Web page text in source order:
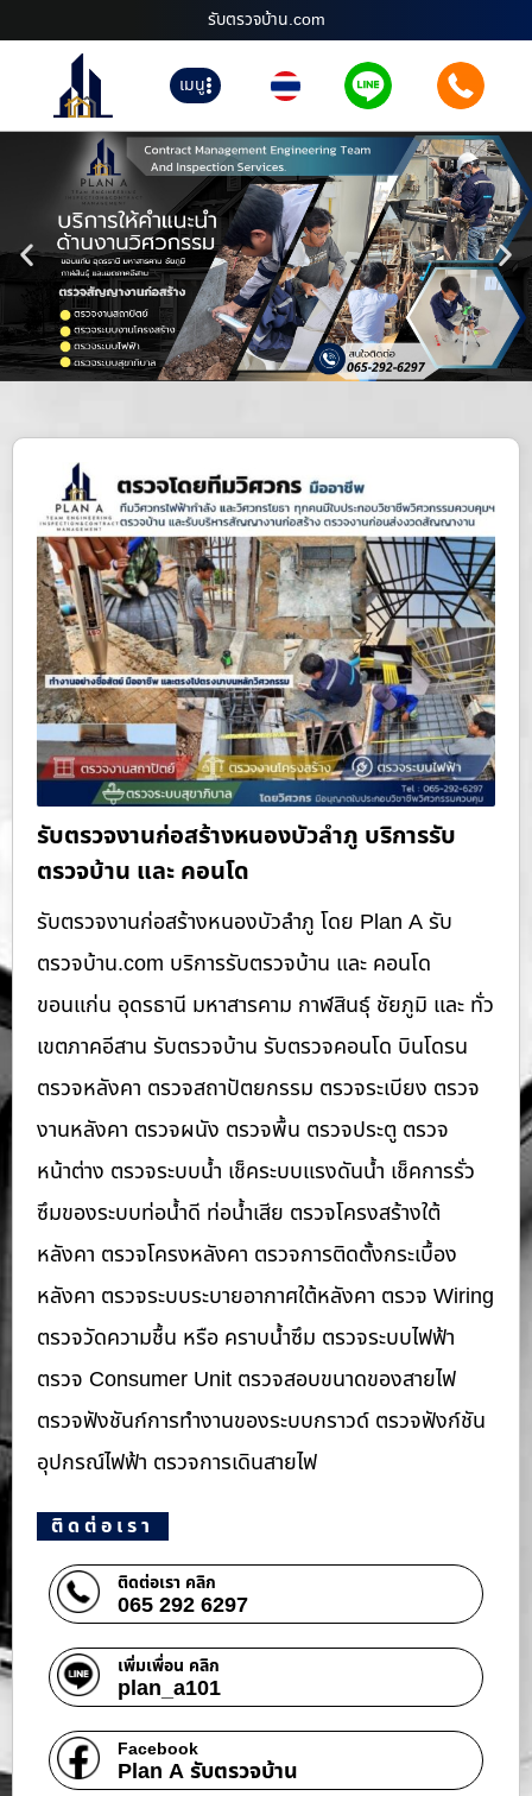
รับตรวจบ้าน.com
เมนู
รับตรวจงานก่อสร้างหนองบัวลำภู บริการรับ
ตรวจบ้าน และ คอนโด
รับตรวจงานก่อสร้างหนองบัวลำภู โดย Plan A รับ
ตรวจบ้าน.com บริการรับตรวจบ้าน และ คอนโด
ขอนแก่น อุดรธานี มหาสารคาม กาฬสินธุ์ ชัยภูมิ และ ทั่ว
เขตภาคอีสาน รับตรวจบ้าน รับตรวจคอนโด บินโดรน
ตรวจหลังคา ตรวจสถาปัตยกรรม ตรวจระเบียง ตรวจ
งานหลังคา ตรวจผนัง ตรวจพื้น ตรวจประตู ตรวจ
หน้าต่าง​ ตรวจระบบน้ำ เช็คระบบแรงดันน้ำ เช็คการรั่ว
ซึมของระบบท่อน้ำ​ดี ท่อน้ำ​เสีย ตรวจโครงสร้างใต้
หลังคา ตรวจโครงหลังคา ตรวจการติดตั้งกระเบื้อง
หลังคา ตรวจระบบระบายอากาศใต้หลังคา ตรวจ Wiring
ตรวจวัดความชื้น หรือ คราบน้ำซึม ตรวจระบบไฟฟ้า
ตรวจ Consumer Unit ตรวจสอบขนาดของสายไฟ
ตรวจฟังชันก์การทำงานของระบบกราวด์ ตรวจฟังก์ชัน
อุปกรณ์ไฟฟ้า ตรวจการเดินสายไฟ
ติดต่อเรา
ติดต่อเรา คลิก
065 292 6297
เพิ่มเพื่อน คลิก
plan_a101
Facebook
Plan A รับตรวจบ้าน